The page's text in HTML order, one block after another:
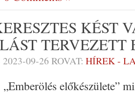
KÉST
TERVEZETT
2023-09-26 ROVAT: HÍREK -
„Emberölés előkészülete”